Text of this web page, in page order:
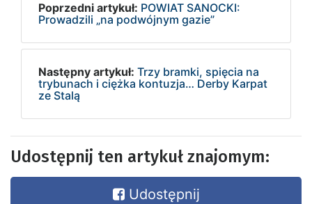
Poprzedni artykuł: POWIAT SANOCKI:
Prowadzili „na podwójnym gazie”
Następny artykuł: Trzy bramki, spięcia na
trybunach i ciężka kontuzja… Derby Karpat
ze Stalą
Udostępnij ten artykuł znajomym:
Udostępnij